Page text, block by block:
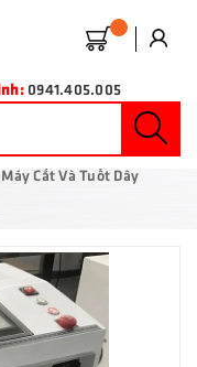
0941.405.005
Máy Cắt Và Tuốt Dây